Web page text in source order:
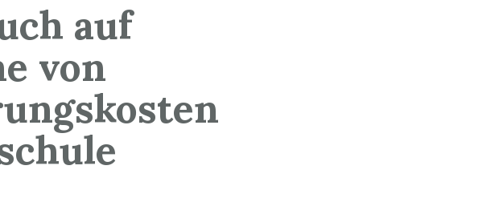
auf
von